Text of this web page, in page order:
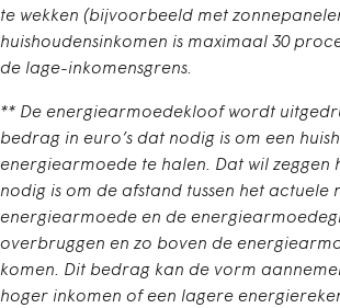
te wekken (bijvoorbeeld met
huishoudensinkomen is maximaal 30
de lage-inkomensgrens.
** De energiearmoedekloof wordt
bedrag in euro’s dat nodig is om een
energiearmoede te halen. Dat wil zeggen
nodig is om de afstand tussen het actuele
energiearmoede en de
overbruggen en zo boven de
komen. Dit bedrag kan de vorm
hoger inkomen of een lagere